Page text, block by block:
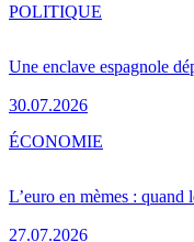
Une enclave espagnole
30.07.2026
POLITIQUE
L’euro en mèmes : quand
27.07.2026
ÉCONOMIE